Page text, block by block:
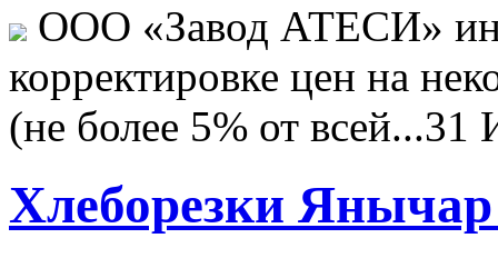
ООО «Завод АТЕСИ»
корректировке цен на
(не более 5% от всей...31
Хлеборезки Янычар